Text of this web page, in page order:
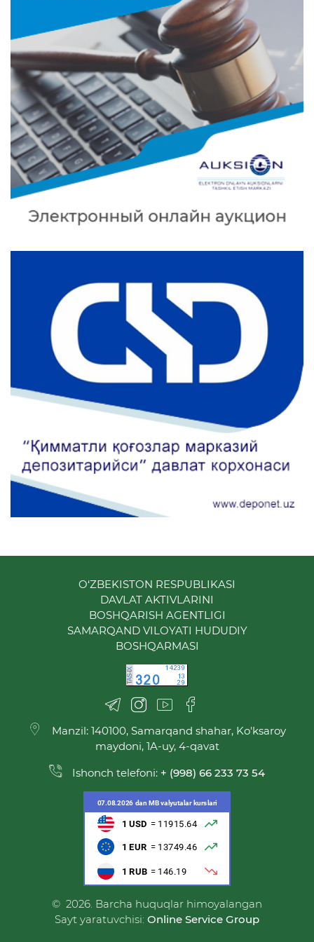
O‘ZBEKISTON RESPUBLIKASI
DAVLAT AKTIVLARINI
BOSHQARISH AGENTLIGI
SAMARQAND VILOYATI HUDUDIY
BOSHQARMASI
Manzil: 140100, Samarqand shahar, Ko'ksaroy
maydoni, 1A-uy, 4-qavat
Ishonch telefoni: + (998) 66 233 73 54
© 2026. Barcha huquqlar himoyalangan
Sayt yaratuvchisi: Online Service Group